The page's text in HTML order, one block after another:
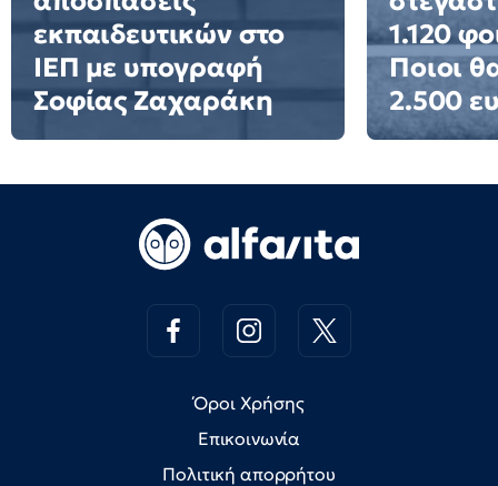
εκπαιδευτικών στο
ΙΕΠ με υπογραφή
Σοφίας Ζαχαράκη
1.120
Ποιοι
2.500
Όροι Χρήσης
Επικοινωνία
Πολιτική απορρήτου